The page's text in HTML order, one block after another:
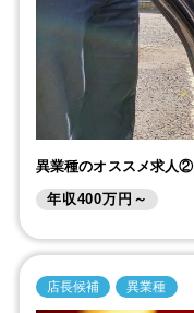
異業種のオススメ求人②
年収400万円～
店長候補 異業種